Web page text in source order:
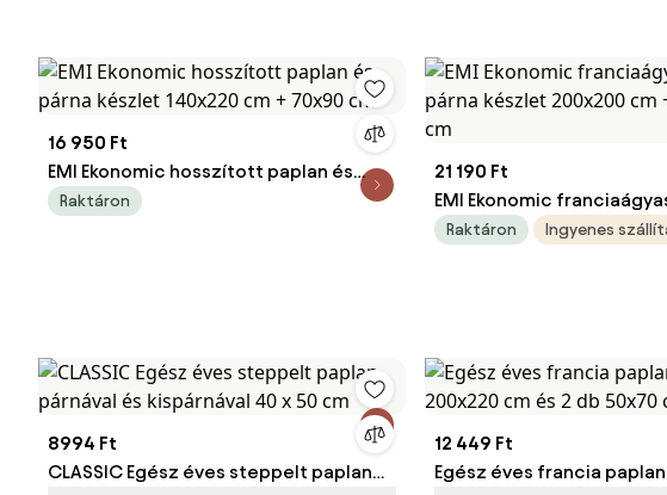
16 950 Ft
EMI Ekonomic hosszított paplan és
párna készlet 140x220 cm + 70x90 cm
Raktáron
21 190 Ft
EMI Ekonomic
párna készlet 200x200 cm
Raktáron Ingyenes
8994 Ft
CLASSIC Egész éves steppelt paplan
12 449 Ft
Egész éves francia